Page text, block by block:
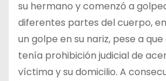
su hermano y comenzó a
diferentes partes del cuerpo,
un golpe en su nariz, pese a
tenía prohibición judicial de
víctima y su domicilio. A